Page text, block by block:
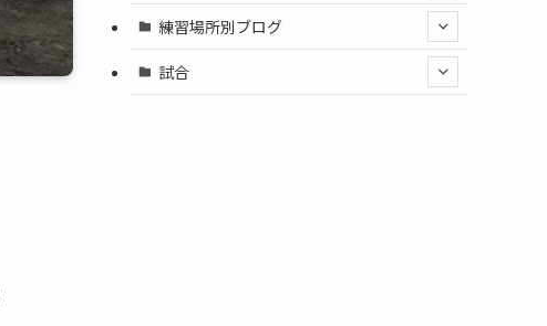
練習場所別ブログ
試合